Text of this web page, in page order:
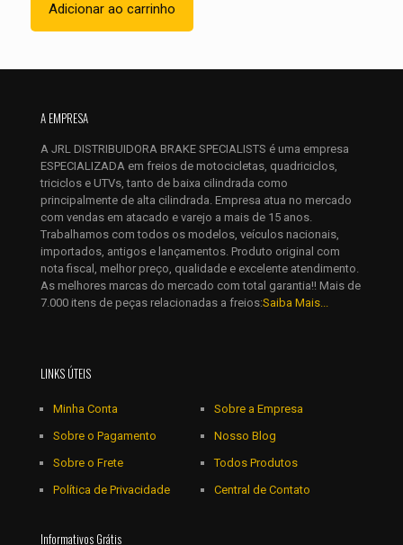
Salvar meus dados neste navegador para a próxima vez que
eu comentar.
Adicionar ao carrinho
A EMPRESA
A JRL DISTRIBUIDORA BRAKE SPECIALISTS é uma empresa
ESPECIALIZADA em freios de motocicletas, quadriciclos,
triciclos e UTVs, tanto de baixa cilindrada como
principalmente de alta cilindrada. Empresa atua no mercado
com vendas em atacado e varejo a mais de 15 anos.
Trabalhamos com todos os modelos, veículos nacionais,
importados, antigos e lançamentos. Produto original com
nota fiscal, melhor preço, qualidade e excelente atendimento.
As melhores marcas do mercado com total garantia!! Mais de
7.000 itens de peças relacionadas a freios:Saiba Mais...
LINKS ÚTEIS
Minha Conta
Sobre o Pagamento
Sobre o Frete
Política de Privacidade
Sobre a Empresa
Nosso Blog
Todos Produtos
Central de Contato
Informativos Grátis